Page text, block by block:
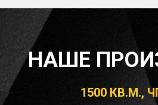
НАШЕ
1500 КВ.М.,